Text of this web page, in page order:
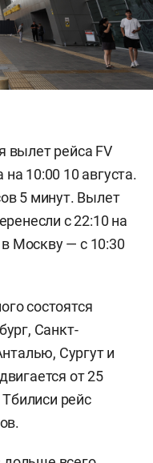
вылет рейса FV
на 10:00 10 августа.
5 минут. Вылет
с 22:10 на
в Москву — с 10:30
состоятся
Санкт-
Сургут и
от 25
рейс